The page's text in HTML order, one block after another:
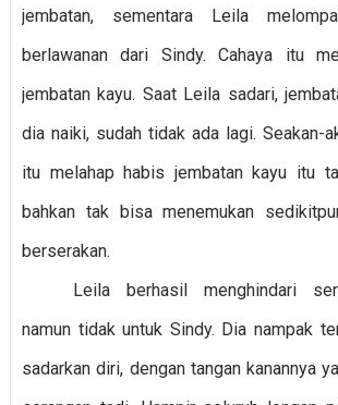
jembatan, sementara Leila
berlawanan dari Sindy. Cahaya itu
jembatan kayu. Saat Leila sadari,
dia naiki, sudah tidak ada lagi. Seakan-
itu melahap habis jembatan kayu itu
bahkan tak bisa menemukan
berserakan.
Leila berhasil menghindari
namun tidak untuk Sindy. Dia nampak
sadarkan diri, dengan tangan kanannya